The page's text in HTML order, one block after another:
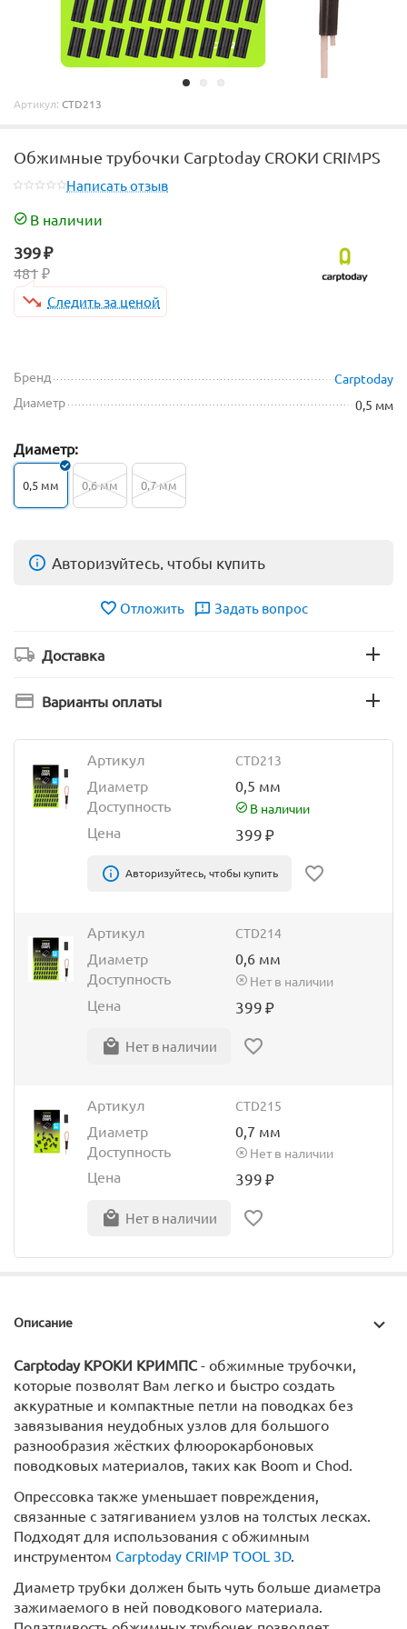
Артикул: CTD213
Обжимные трубочки Carptoday CROKИ CRIMPS
Написать отзыв
В наличии
399₽
481 ₽
Следить за ценой
Бренд
Carptoday
Диаметр
0,5 мм
Диаметр:
0,5 мм 0,6 мм 0,7 мм
Авторизуйтесь, чтобы купить
Отложить Задать вопрос
Доставка
Варианты оплаты
Артикул CTD213
Диаметр
0,5 мм
Доступность
В наличии
Цена 399₽
Авторизуйтесь, чтобы купить
Артикул CTD214
Диаметр
0,6 мм
Доступность
Нет в наличии
Цена 399₽
Нет в наличии
Артикул CTD215
Диаметр
0,7 мм
Доступность
Нет в наличии
Цена 399₽
Нет в наличии
Описание
Carptoday КРОКИ КРИМПС - обжимные трубочки,
которые позволят Вам легко и быстро создать
аккуратные и компактные петли на поводках без
завязывания неудобных узлов для большого
разнообразия жёстких флюорокарбоновых
поводковых материалов, таких как Boom и Chod.
Опрессовка также уменьшает повреждения,
связанные с затягиванием узлов на толстых лесках.
Подходят для использования с обжимным
инструментом Carptoday CRIMP TOOL 3D.
Диаметр трубки должен быть чуть больше диаметра
зажимаемого в ней поводкового материала.